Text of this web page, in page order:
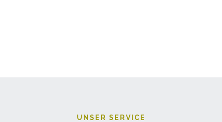
UNSER SERVICE